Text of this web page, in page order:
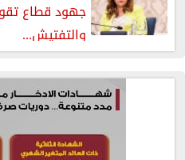
جهود قطاع
والتفتيش...